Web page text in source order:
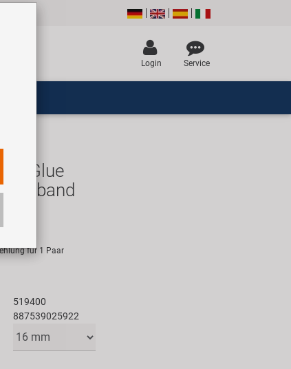
Login Service
HP-Glue
für 1 Paar
519400
887539025922